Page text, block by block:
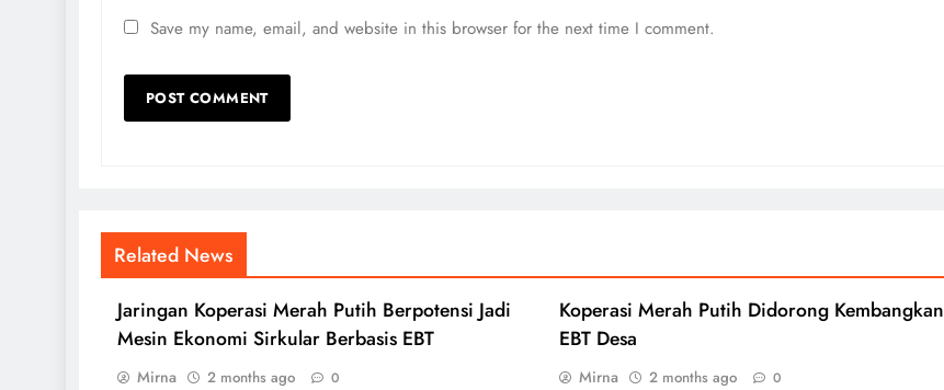
Save my name, email, and website in this browser for the next time I comment.
Related News
Jaringan Koperasi Merah Putih Berpotensi Jadi
Mesin Ekonomi Sirkular Berbasis EBT
Mirna 2 months ago 0
Koperasi Merah Putih Didorong Kembangkan
EBT Desa
Mirna 2 months ago 0